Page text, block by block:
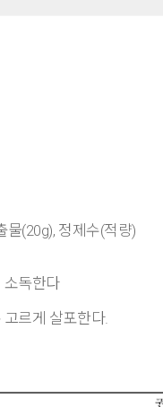
물(20g), 정제수(적량)
소독한다
르게 살포한다.